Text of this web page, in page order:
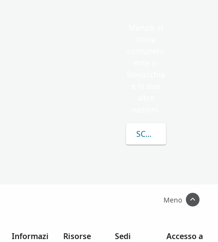
SCOPRI DI PIÙ SU
Meno
Informazi
Risorse
Sedi
Accesso a